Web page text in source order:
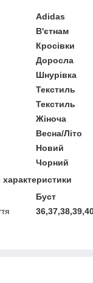
Adidas
В'єтнам
Кросівки
Доросла
Шнурівка
Текстиль
Текстиль
Жіноча
Весна/Літо
Новий
Чорний
Буст